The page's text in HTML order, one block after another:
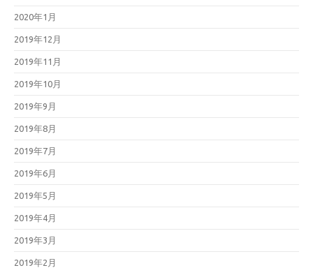
2020年1月
2019年12月
2019年11月
2019年10月
2019年9月
2019年8月
2019年7月
2019年6月
2019年5月
2019年4月
2019年3月
2019年2月